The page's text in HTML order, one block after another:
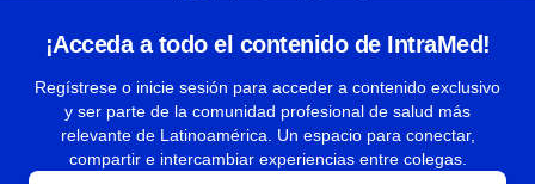
¡Acceda a todo el contenido de IntraMed!
Regístrese o inicie sesión para acceder a contenido exclusivo
y ser parte de la comunidad profesional de salud más
relevante de Latinoamérica. Un espacio para conectar,
compartir e intercambiar experiencias entre colegas.
Términos y condiciones
| Políticas de privacidad